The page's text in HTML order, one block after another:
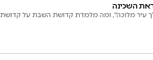
השכינה
עיר מלוכה", ומה מלמדת קדושת השבת על קדושת